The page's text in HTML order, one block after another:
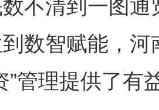
清到一图通
数智赋能，
”管理提供了有